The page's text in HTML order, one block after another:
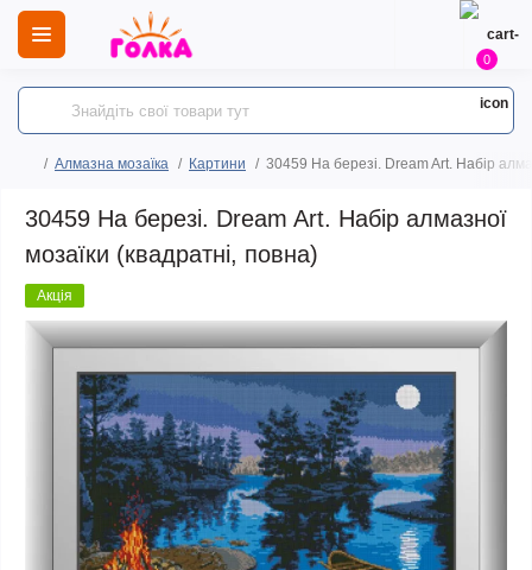
0
Алмазна мозаїка Картини 30459 На березі. Dream Art. Набір
30459 На березі. Dream Art. Набір алмазної
мозаїки (квадратні, повна)
Акція